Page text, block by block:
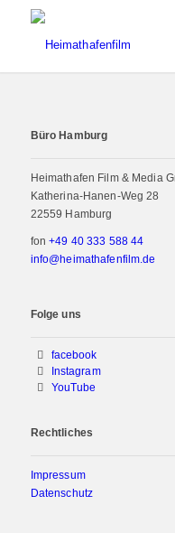
Büro Hamburg
Heimathafen Film & Media
Katherina-Hanen-Weg 28
22559 Hamburg
fon+49 40 333 588 44
info@heimathafenfilm.de
Folge uns
facebook
Instagram
YouTube
Rechtliches
Impressum
Datenschutz